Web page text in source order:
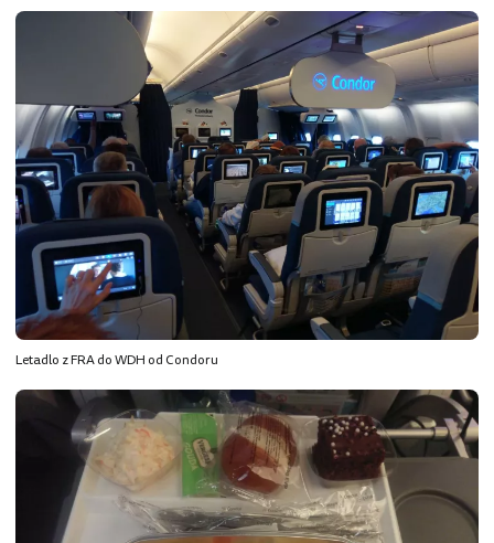
Letadlo z FRA do WDH od Condoru